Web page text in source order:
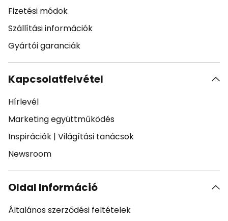
Fizetési módok
Szállítási információk
Gyártói garanciák
Kapcsolatfelvétel
Hírlevél
Marketing együttműködés
Inspirációk | Világítási tanácsok
Newsroom
Oldal Információ
Általános szerződési feltételek